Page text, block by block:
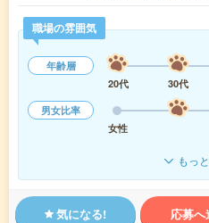
職場の雰囲気
年齢層
20代
30代
男女比率
女性
もっ
気になる! 応募へ